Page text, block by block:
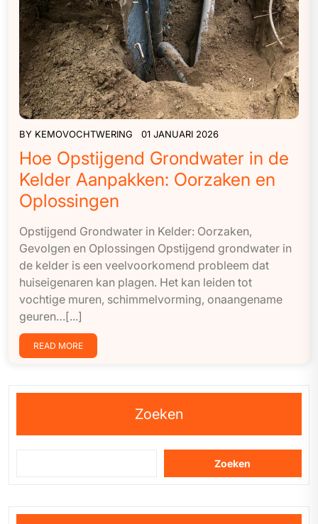
BY KEMOVOCHTWERING 01 JANUARI 2026
Hoe Opstijgend Grondwater in de
Kelder Aanpakken: Oorzaken en
Oplossingen
Opstijgend Grondwater in Kelder: Oorzaken,
Gevolgen en Oplossingen Opstijgend grondwater in
de kelder is een veelvoorkomend probleem dat
huiseigenaren kan plagen. Het kan leiden tot
vochtige muren, schimmelvorming, onaangename
geuren…[...]
READ MORE
Zoeken
Zoeken